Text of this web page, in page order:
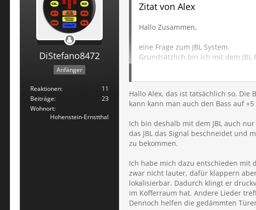
DiStefano8472
Anfänger
Reaktionen
11
Beiträge
23
Wohnort
Hohenstein-Ernstthal
Zitat von Alex
Hallo Zusammen,
eine Frage zum JBL System.
Grundsätzlich bin ich mit dem
Wie sind eure Einstellungen, falls
Hallo Alex, das ist tatsächlich so. Die
kann kann man auch den Bass auf
Ich bin deshalb mit dem JBL auch
das JBL das Signal beschneidet und
zu bekommen.
Ich habe mich dazu entschieden mit
zwar nicht lauter, dafür klappern
lokalisierbar. Dadurch klingt er
im Kofferraum hat. Andere Lieder
Dennoch helfen die gedämmten